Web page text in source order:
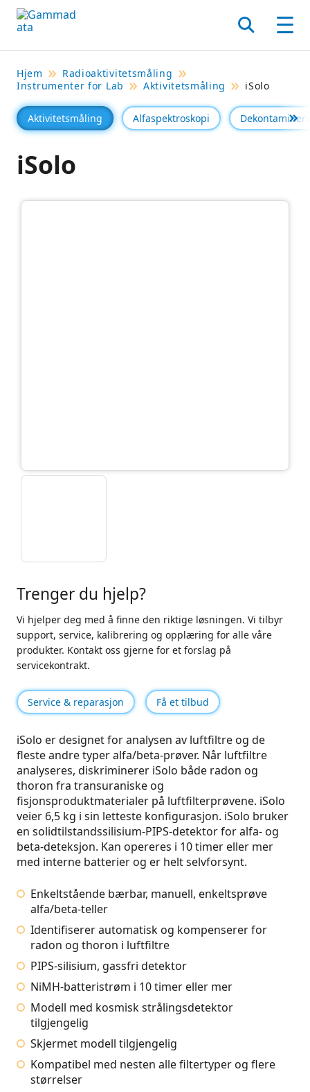
Hopp
til
Søk
Hjem
Radioaktivitetsmåling
Instrumenter for Lab
Aktivitetsmåling iSolo
Aktivitetsmåling Alfaspektroskopi Se
iSolo
Trenger du hjelp?
Vi hjelper deg med å finne den riktige løsningen. Vi tilbyr
support, service, kalibrering og opplæring for alle våre
produkter. Kontakt oss gjerne for et forslag på
servicekontrakt.
Service & reparasjon Få et tilbud
iSolo er designet for analysen av luftfiltre og de
fleste andre typer alfa/beta-prøver. Når luftfiltre
analyseres, diskriminerer iSolo både radon og
thoron fra transuraniske og
fisjonsproduktmaterialer på luftfilterprøvene. iSolo
veier 6,5 kg i sin letteste konfigurasjon. iSolo bruker
en solidtilstandssilisium-PIPS-detektor for alfa- og
beta-deteksjon. Kan opereres i 10 timer eller mer
med interne batterier og er helt selvforsynt.
Enkeltstående bærbar, manuell, enkeltsprøve
alfa/beta-teller
Identifiserer automatisk og kompenserer for
radon og thoron i luftfiltre
PIPS-silisium, gassfri detektor
NiMH-batteristrøm i 10 timer eller mer
Modell med kosmisk strålingsdetektor
tilgjengelig
Skjermet modell tilgjengelig
Kompatibel med nesten alle filtertyper og flere
størrelser